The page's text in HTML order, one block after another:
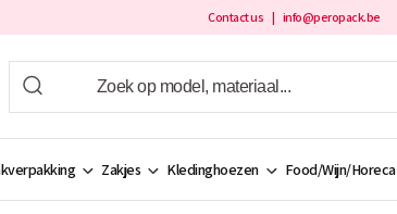
Contact us | info@peropack.be
Zakjes Kledinghoezen Food/Wijn/Horeca